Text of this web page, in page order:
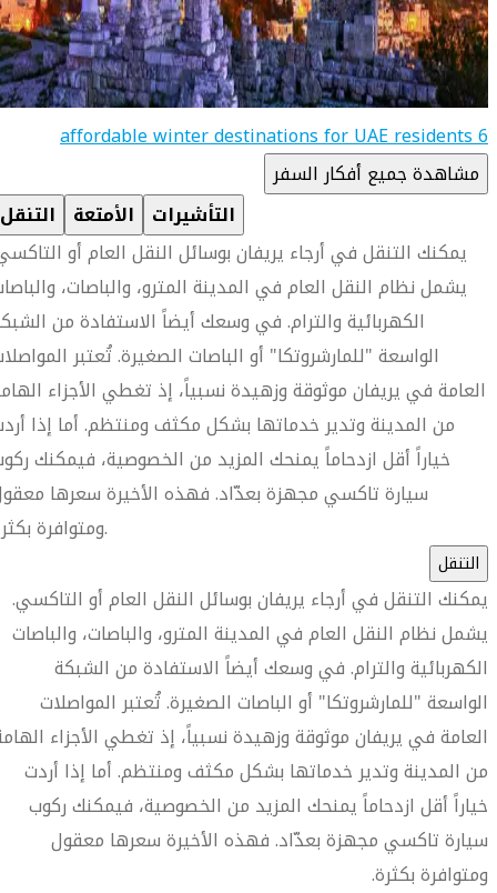
6 affordable winter destinations for UAE residents
مشاهدة جميع أفكار السفر
التنقل الأمتعة التأشيرات
يمكنك التنقل في أرجاء يريفان بوسائل النقل العام أو
يشمل نظام النقل العام في المدينة المترو، والباصات،
الكهربائية والترام. في وسعك أيضاً الاستفادة من
الواسعة "للمارشروتكا" أو الباصات الصغيرة. تُعتبر
العامة في يريفان موثوقة وزهيدة نسبياً، إذ تغطي الأجزاء
من المدينة وتدير خدماتها بشكل مكثف ومنتظم. أما إذا
خياراً أقل ازدحاماً يمنحك المزيد من الخصوصية، فيمكنك
سيارة تاكسي مجهزة بعدّاد. فهذه الأخيرة سعرها
ومتوافرة بكثرة.
التنقل
يمكنك التنقل في أرجاء يريفان بوسائل النقل العام أو التاكسي.
يشمل نظام النقل العام في المدينة المترو، والباصات، والباصات
الكهربائية والترام. في وسعك أيضاً الاستفادة من الشبكة
الواسعة "للمارشروتكا" أو الباصات الصغيرة. تُعتبر المواصلات
العامة في يريفان موثوقة وزهيدة نسبياً، إذ تغطي الأجزاء
من المدينة وتدير خدماتها بشكل مكثف ومنتظم. أما إذا أردت
خياراً أقل ازدحاماً يمنحك المزيد من الخصوصية، فيمكنك ركوب
سيارة تاكسي مجهزة بعدّاد. فهذه الأخيرة سعرها معقول
ومتوافرة بكثرة.